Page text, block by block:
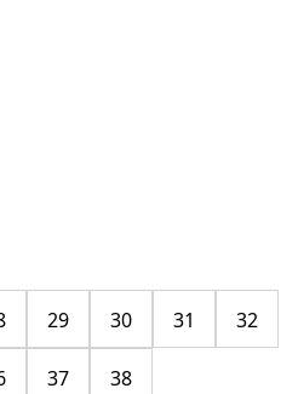
29 30 31 32
37 38